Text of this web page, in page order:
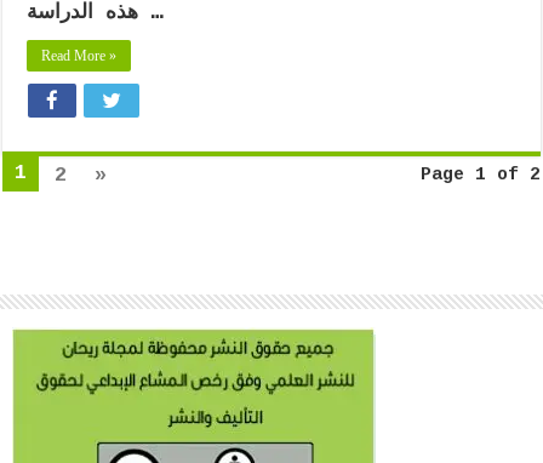
هذه الدراسة …
Read More »
Page 1 of 2
1 2 »